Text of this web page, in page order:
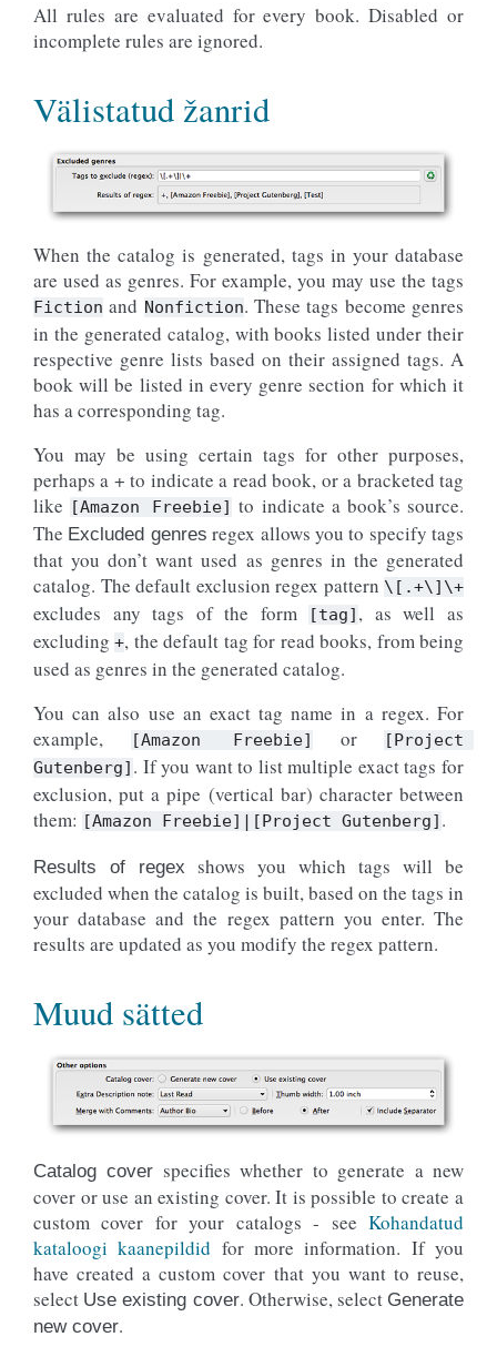
All rules are evaluated for every book. Disabled or
incomplete rules are ignored.
Välistatud žanrid
When the catalog is generated, tags in your database
are used as genres. For example, you may use the tags
Fiction and Nonfiction. These tags become genres
in the generated catalog, with books listed under their
respective genre lists based on their assigned tags. A
book will be listed in every genre section for which it
has a corresponding tag.
You may be using certain tags for other purposes,
perhaps a + to indicate a read book, or a bracketed tag
like [Amazon Freebie] to indicate a book’s source.
The Excluded genres regex allows you to specify tags
that you don’t want used as genres in the generated
catalog. The default exclusion regex pattern \[.+\]\+
excludes any tags of the form [tag] , as well as
excluding+, the default tag for read books, from being
used as genres in the generated catalog.
You can also use an exact tag name in a regex. For
example,
[Amazon Freebie] or
[Project
Gutenberg] . If you want to list multiple exact tags for
exclusion, put a pipe (vertical bar) character between
them: [Amazon Freebie]|[Project Gutenberg] .
Results of regex
shows you which tags will be
excluded when the catalog is built, based on the tags in
your database and the regex pattern you enter. The
results are updated as you modify the regex pattern.
Muud sätted
Catalog cover specifies whether to generate a new
cover or use an existing cover. It is possible to create a
custom cover for your catalogs - see Kohandatud
kataloogi kaanepildid for more information. If you
have created a custom cover that you want to reuse,
select Use existing cover. Otherwise, select Generate
new cover.